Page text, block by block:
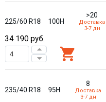
225/60 R18 100H
>20
Доставка
3-7 дн
34 190 руб.
235/40 R18 95H
8
Доставка
3-7 дн